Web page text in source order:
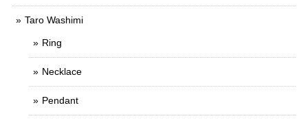
Taro Washimi
Ring
Necklace
Pendant